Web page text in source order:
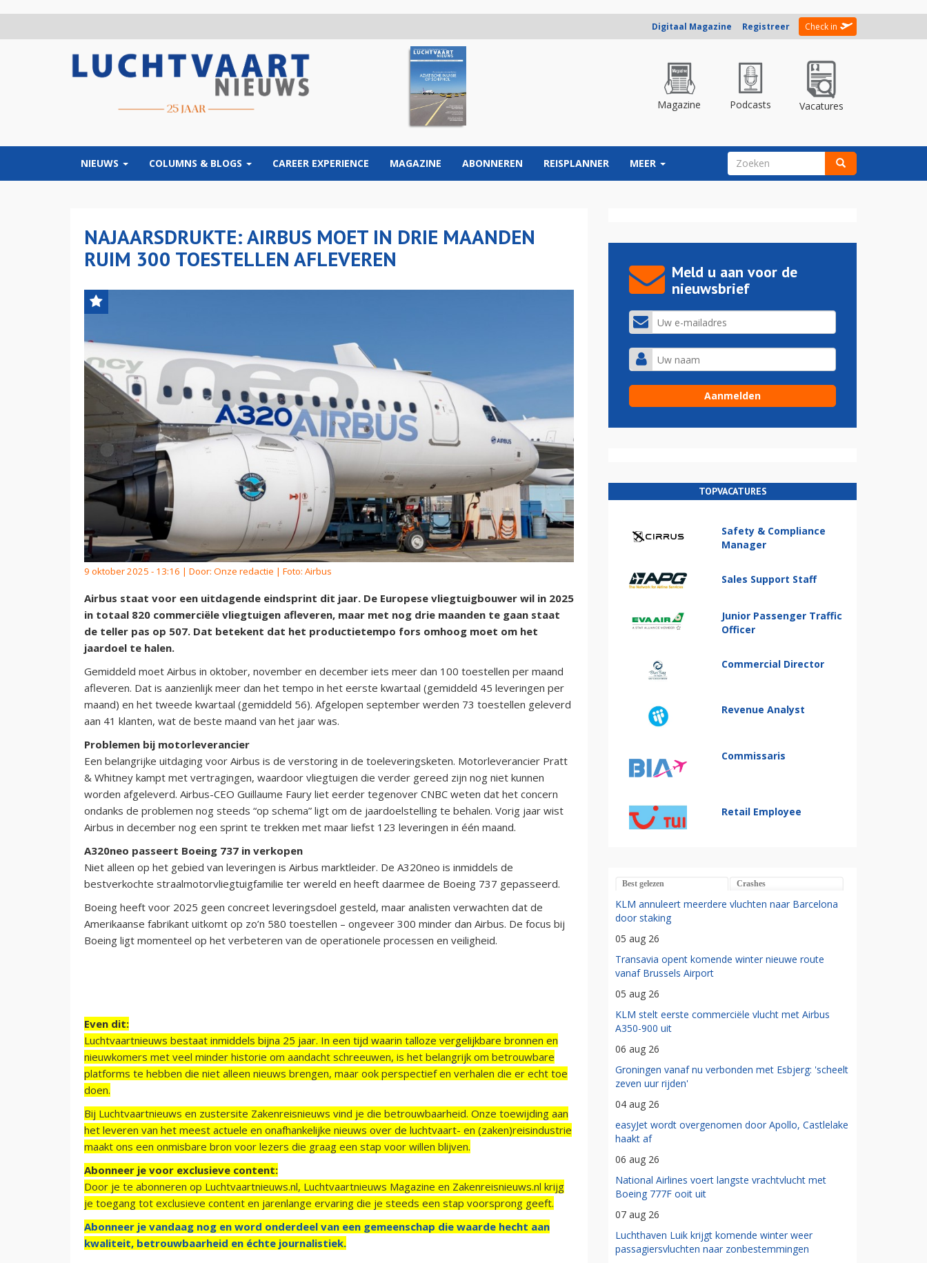
Digitaal Magazine Registreer Check in
Magazine Podcasts Vacatures
NIEUWS COLUMNS & BLOGS CAREER EXPERIENCE MAGAZINE ABONNEREN REISPLANNER MEER ZOEKVELD
NAJAARSDRUKTE: AIRBUS MOET IN DRIE MAANDEN
RUIM 300 TOESTELLEN AFLEVEREN
9 oktober 2025 - 13:16 | Door: Onze redactie | Foto: Airbus
Airbus staat voor een uitdagende eindsprint dit jaar. De Europese vliegtuigbouwer wil in 2025
in totaal 820 commerciële vliegtuigen afleveren, maar met nog drie maanden te gaan staat
de teller pas op 507. Dat betekent dat het productietempo fors omhoog moet om het
jaardoel te halen.
Gemiddeld moet Airbus in oktober, november en december iets meer dan 100 toestellen per maand
afleveren. Dat is aanzienlijk meer dan het tempo in het eerste kwartaal (gemiddeld 45 leveringen per
maand) en het tweede kwartaal (gemiddeld 56). Afgelopen september werden 73 toestellen geleverd
aan 41 klanten, wat de beste maand van het jaar was.
Problemen bij motorleverancier
Een belangrijke uitdaging voor Airbus is de verstoring in de toeleveringsketen. Motorleverancier Pratt
& Whitney kampt met vertragingen, waardoor vliegtuigen die verder gereed zijn nog niet kunnen
worden afgeleverd. Airbus-CEO Guillaume Faury liet eerder tegenover CNBC weten dat het concern
ondanks de problemen nog steeds “op schema” ligt om de jaardoelstelling te behalen. Vorig jaar wist
Airbus in december nog een sprint te trekken met maar liefst 123 leveringen in één maand.
A320neo passeert Boeing 737 in verkopen
Niet alleen op het gebied van leveringen is Airbus marktleider. De A320neo is inmiddels de
bestverkochte straalmotorvliegtuigfamilie ter wereld en heeft daarmee de Boeing 737 gepasseerd.
Boeing heeft voor 2025 geen concreet leveringsdoel gesteld, maar analisten verwachten dat de
Amerikaanse fabrikant uitkomt op zo’n 580 toestellen – ongeveer 300 minder dan Airbus. De focus bij
Boeing ligt momenteel op het verbeteren van de operationele processen en veiligheid.
Even dit:
Luchtvaartnieuws bestaat inmiddels bijna 25 jaar. In een tijd waarin talloze vergelijkbare bronnen en
nieuwkomers met veel minder historie om aandacht schreeuwen, is het belangrijk om betrouwbare
platforms te hebben die niet alleen nieuws brengen, maar ook perspectief en verhalen die er echt toe
doen.
Bij Luchtvaartnieuws en zustersite Zakenreisnieuws vind je die betrouwbaarheid. Onze toewijding aan
het leveren van het meest actuele en onafhankelijke nieuws over de luchtvaart- en (zaken)reisindustrie
maakt ons een onmisbare bron voor lezers die graag een stap voor willen blijven.
Abonneer je voor exclusieve content:
Door je te abonneren op Luchtvaartnieuws.nl, Luchtvaartnieuws Magazine en Zakenreisnieuws.nl krijg
je toegang tot exclusieve content en jarenlange ervaring die je steeds een stap voorsprong geeft.
Abonneer je vandaag nog en word onderdeel van een gemeenschap die waarde hecht aan
kwaliteit, betrouwbaarheid en échte journalistiek.
Meld u aan voor de
nieuwsbrief
TOPVACATURES
Safety & Compliance
Manager
Sales Support Staff
Junior Passenger Traffic
Officer
Commercial Director
Revenue Analyst
Commissaris
Retail Employee
Best gelezen Crashes
KLM annuleert meerdere vluchten naar Barcelona
door staking
05 aug 26
Transavia opent komende winter nieuwe route
vanaf Brussels Airport
05 aug 26
KLM stelt eerste commerciële vlucht met Airbus
A350-900 uit
06 aug 26
Groningen vanaf nu verbonden met Esbjerg: 'scheelt
zeven uur rijden'
04 aug 26
easyJet wordt overgenomen door Apollo, Castlelake
haakt af
06 aug 26
National Airlines voert langste vrachtvlucht met
Boeing 777F ooit uit
07 aug 26
Luchthaven Luik krijgt komende winter weer
passagiersvluchten naar zonbestemmingen